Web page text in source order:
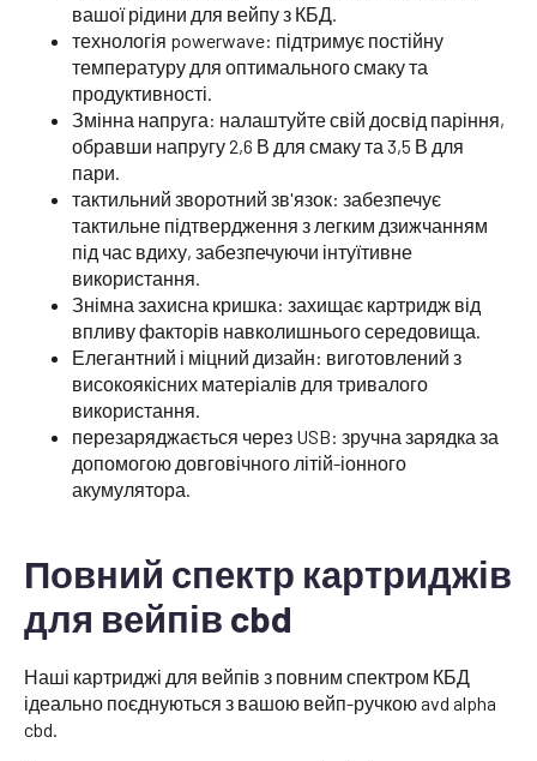
вашої рідини для вейпу з КБД.
технологія powerwave: підтримує постійну
температуру для оптимального смаку та
продуктивності.
Змінна напруга: налаштуйте свій досвід паріння,
обравши напругу 2,6 В для смаку та 3,5 В для
пари.
тактильний зворотний зв'язок: забезпечує
тактильне підтвердження з легким дзижчанням
під час вдиху, забезпечуючи інтуїтивне
використання.
Знімна захисна кришка: захищає картридж від
впливу факторів навколишнього середовища.
Елегантний і міцний дизайн: виготовлений з
високоякісних матеріалів для тривалого
використання.
перезаряджається через USB: зручна зарядка за
допомогою довговічного літій-іонного
акумулятора.
Повний спектр картриджів
для вейпів cbd
Наші картриджі для вейпів з повним спектром КБД
ідеально поєднуються з вашою вейп-ручкою avd alpha
cbd.